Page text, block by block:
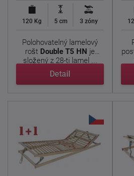
120 Kg 5 cm 3 zóny
Polohovatelný lamelový
rošt Double T5 HN je
složený z 28-ti lamel ...
Detail